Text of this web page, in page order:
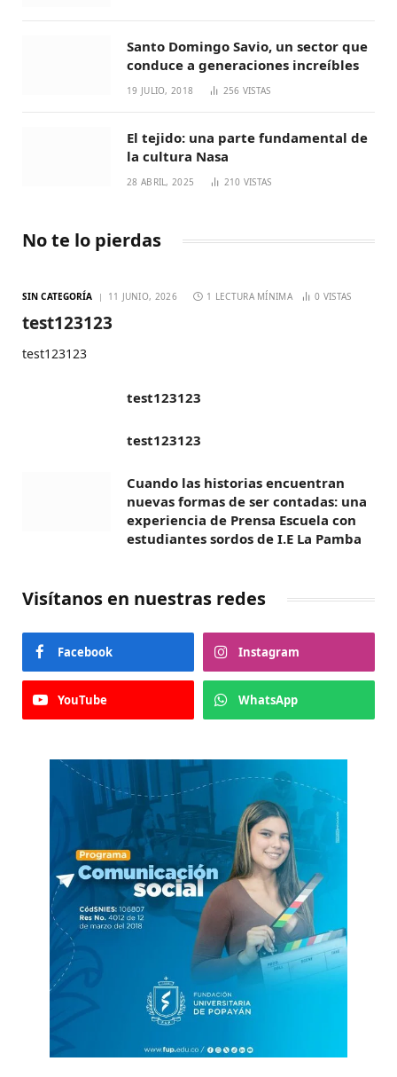
Santo Domingo Savio, un sector que
conduce a generaciones increíbles
19 JULIO, 2018 256 VISTAS
El tejido: una parte fundamental de
la cultura Nasa
28 ABRIL, 2025 210 VISTAS
No te lo pierdas
SIN CATEGORÍA 11 JUNIO, 2026 1 LECTURA MÍNIMA 0 VISTAS
test123123
test123123
test123123
test123123
Cuando las historias encuentran
nuevas formas de ser contadas: una
experiencia de Prensa Escuela con
estudiantes sordos de I.E La Pamba
Visítanos en nuestras redes
Facebook Instagram
YouTube WhatsApp